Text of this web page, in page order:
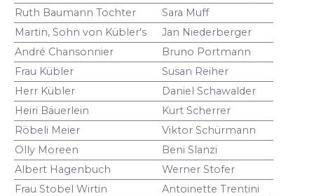
Ruth Baumann Tochter
Sara Muff
Martin, Sohn von Kübler's
Jan Niederberger
André Chansonnier
Bruno Portmann
Frau Kübler
Susan Reiher
Herr Kübler
Daniel Schawalder
Heiri Bäuerlein
Kurt Scherrer
Röbeli Meier
Viktor Schürmann
Olly Moreen
Beni Slanzi
Albert Hagenbuch
Werner Stofer
Frau Stobel Wirtin
Antoinette Trentini